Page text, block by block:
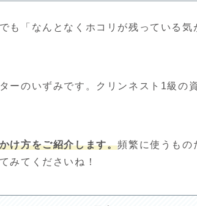
も「なんとなくホコリが残っている
ーのいずみです。クリンネスト1級の
け方をご紹介します。頻繁に使うもの
みてくださいね！